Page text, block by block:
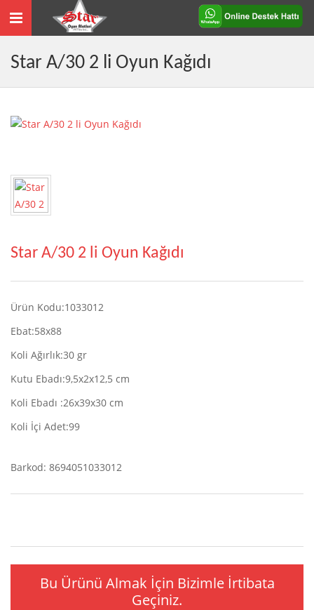
Toggle
navigation
Star A/30 2 li Oyun Kağıdı
Star A/30 2 li Oyun Kağıdı
Ürün Kodu:1033012
Ebat:58x88
Koli Ağırlık:30 gr
Kutu Ebadı:9,5x2x12,5 cm
Koli Ebadı :26x39x30 cm
Koli İçi Adet:99
Barkod: 8694051033012
Bu Ürünü Almak İçin Bizimle İrtibata
Geçiniz.